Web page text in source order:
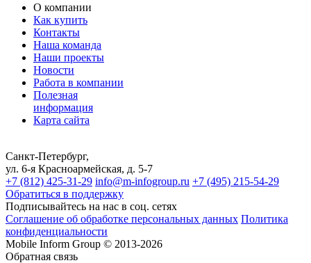
О компании
Как купить
Контакты
Наша команда
Наши проекты
Новости
Работа в компании
Полезная
информация
Карта сайта
Санкт-Петербург,
ул. 6-я Красноармейская, д. 5-7
+7 (812) 425-31-29 info@m-infogroup.ru +7 (495) 215-54-29
Обратиться в поддержку
Подписывайтесь на нас в соц. сетях
Соглашение об обработке персональных данных Политика
конфиденциальности
Mobile Inform Group © 2013-2026
Обратная связь